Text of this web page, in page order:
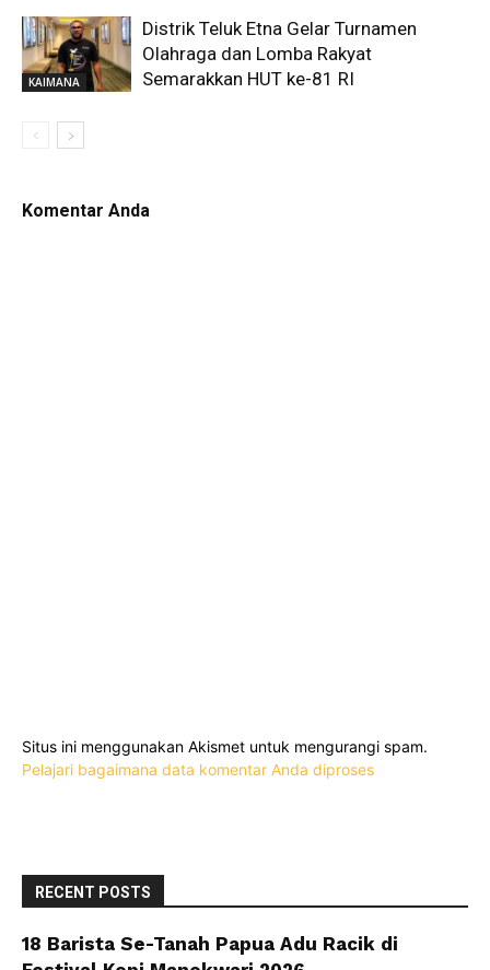
KAIMANA
Distrik Teluk Etna Gelar Turnamen
Olahraga dan Lomba Rakyat
Semarakkan HUT ke-81 RI
Komentar Anda
Situs ini menggunakan Akismet untuk mengurangi spam.
Pelajari bagaimana data komentar Anda diproses
RECENT POSTS
18 Barista Se-Tanah Papua Adu Racik di